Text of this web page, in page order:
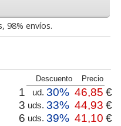
98% envíos.
Descuento Precio
1 ud. 30% 46,85 €
3 uds. 33% 44,93 €
6 uds. 39% 41,10 €